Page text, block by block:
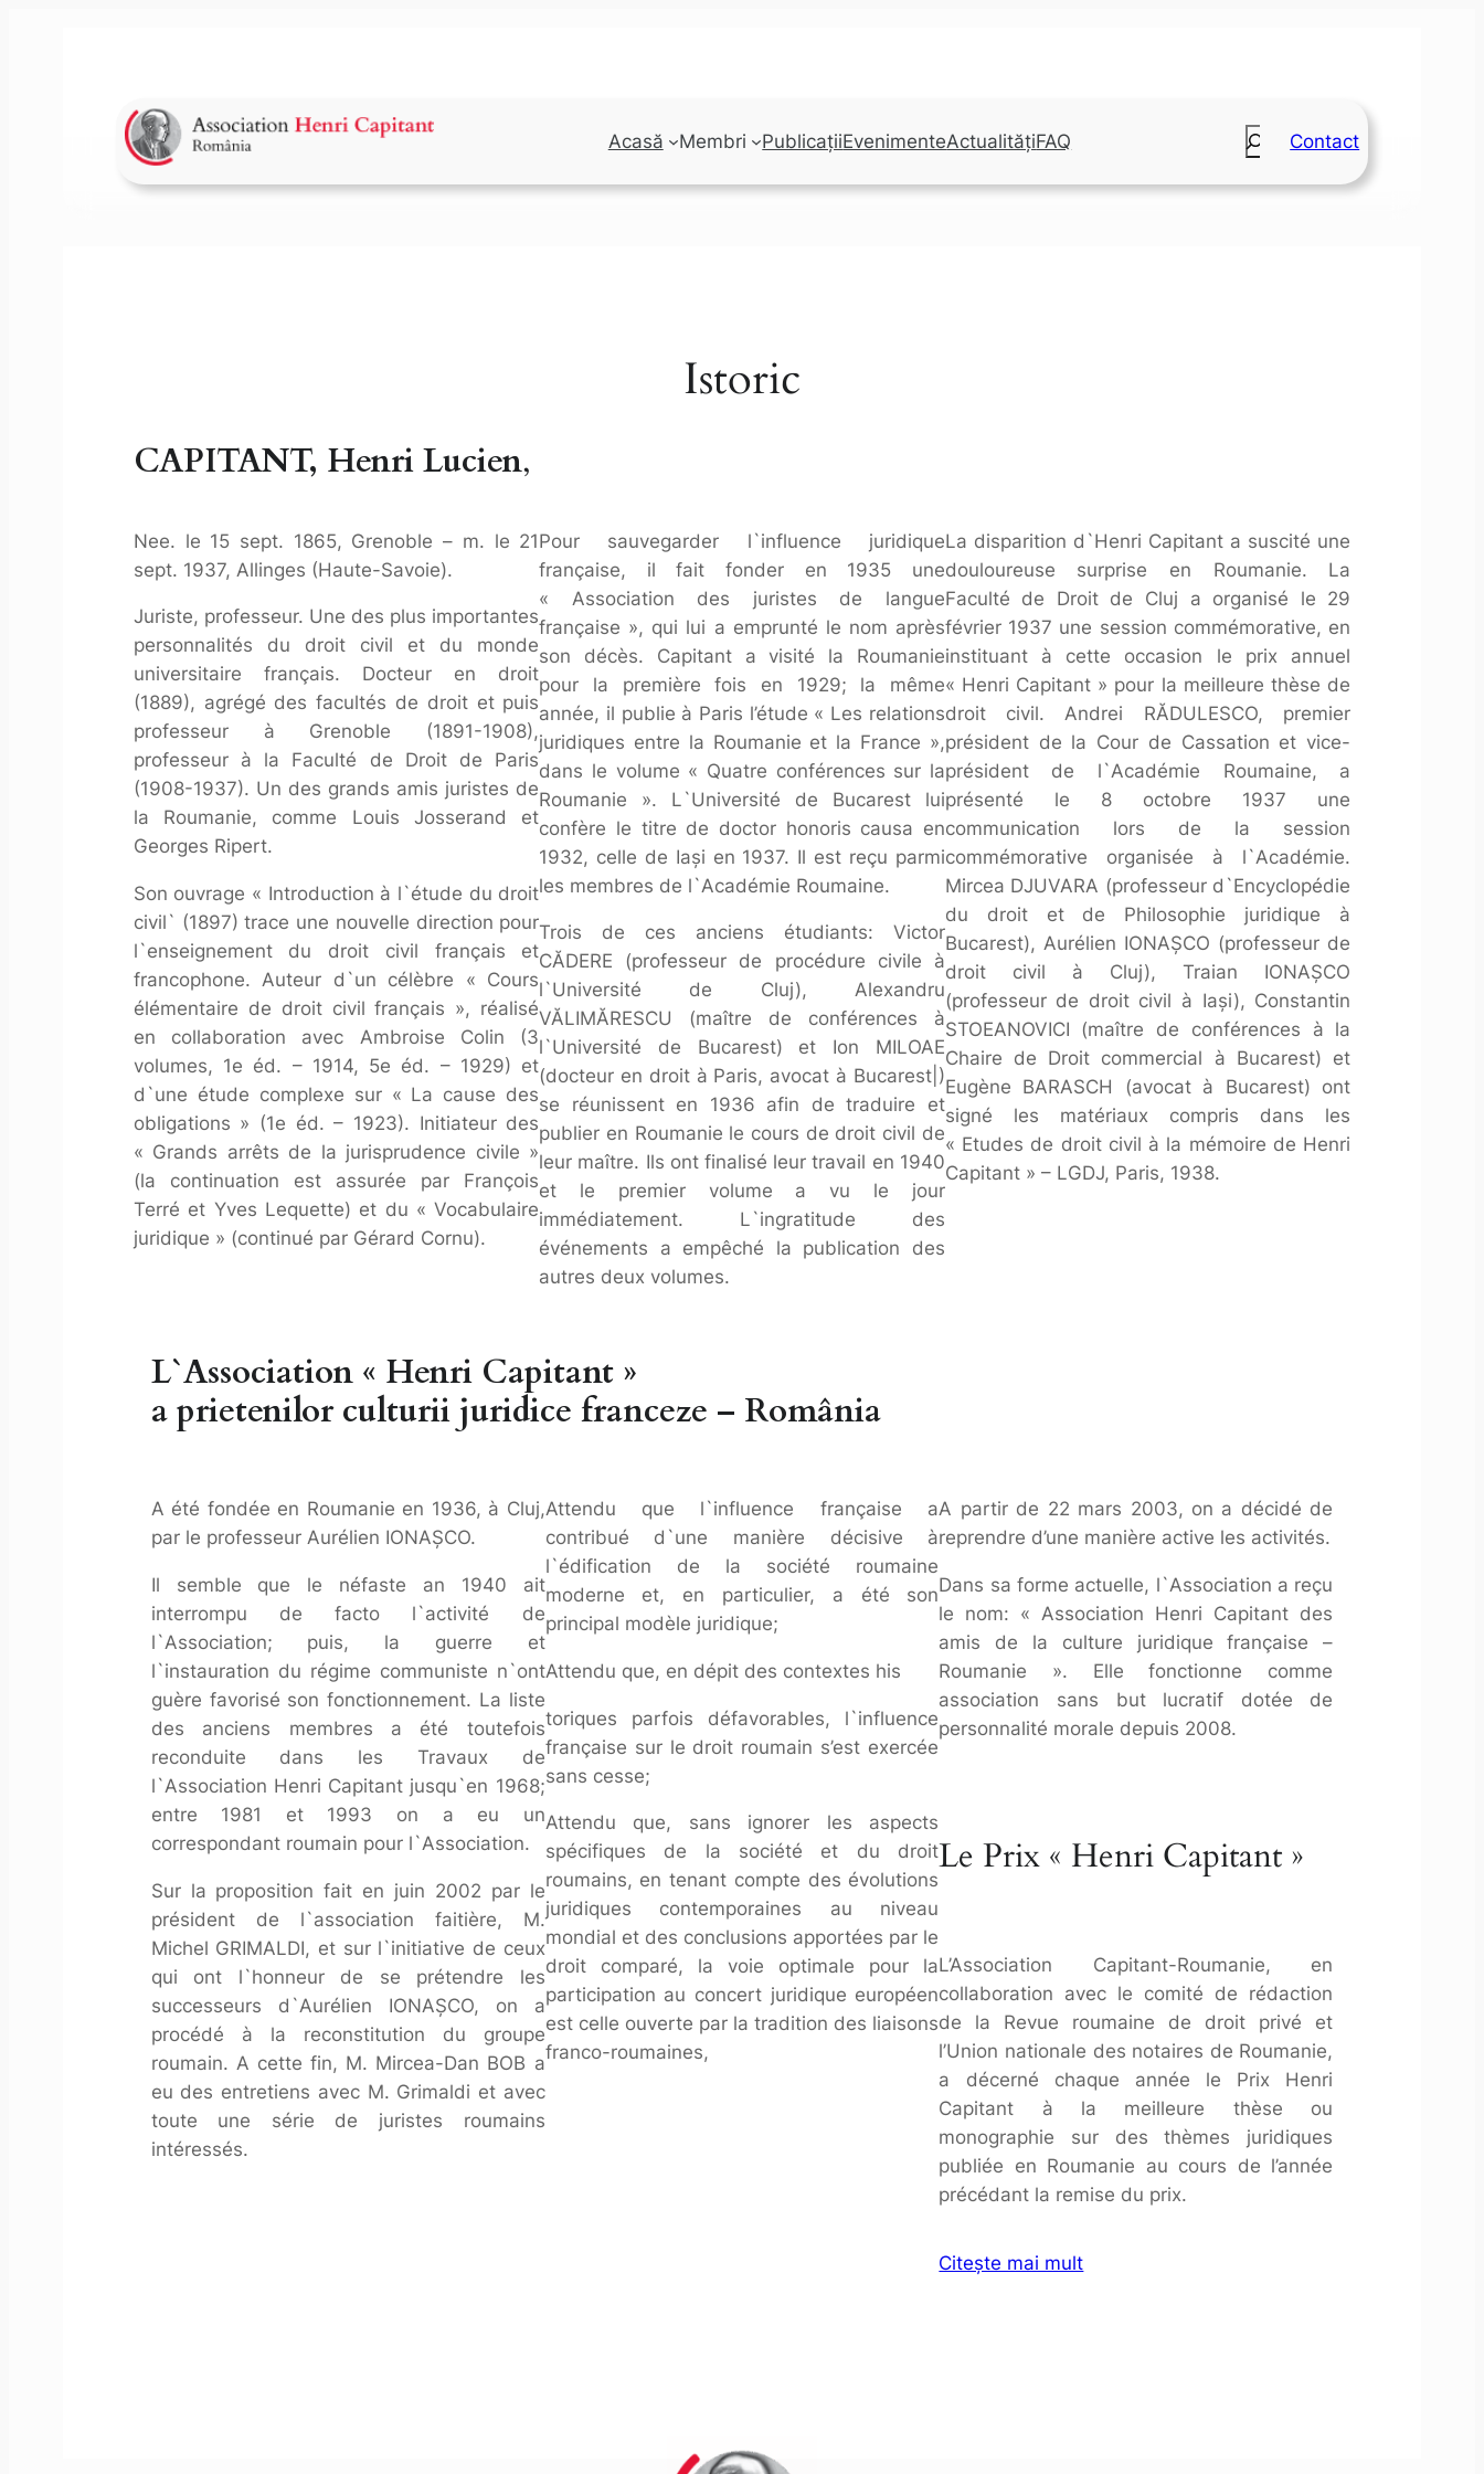
Acasă Membri PublicațiiEvenimenteActualitățiFAQ SearchContact
Istoric
CAPITANT, Henri Lucien,
Nee. le 15 sept. 1865, Grenoble – m. le 21
sept. 1937, Allinges (Haute-Savoie).
Juriste, professeur. Une des plus importantes
personnalités du droit civil et du monde
universitaire français. Docteur en droit
(1889), agrégé des facultés de droit et puis
professeur à Grenoble (1891-1908),
professeur à la Faculté de Droit de Paris
(1908-1937). Un des grands amis juristes de
la Roumanie, comme Louis Josserand et
Georges Ripert.
Son ouvrage « Introduction à l`étude du droit
civil` (1897) trace une nouvelle direction pour
l`enseignement du droit civil français et
francophone. Auteur d`un célèbre « Cours
élémentaire de droit civil français », réalisé
en collaboration avec Ambroise Colin (3
volumes, 1e éd. – 1914, 5e éd. – 1929) et
d`une étude complexe sur « La cause des
obligations » (1e éd. – 1923). Initiateur des
« Grands arrêts de la jurisprudence civile »
(la continuation est assurée par François
Terré et Yves Lequette) et du « Vocabulaire
juridique » (continué par Gérard Cornu).
Pour sauvegarder l`influence juridique
française, il fait fonder en 1935 une
« Association des juristes de langue
française », qui lui a emprunté le nom après
son décès. Capitant a visité la Roumanie
pour la première fois en 1929; la même
année, il publie à Paris l’étude « Les relations
juridiques entre la Roumanie et la France »,
dans le volume « Quatre conférences sur la
Roumanie ». L`Université de Bucarest lui
confère le titre de doctor honoris causa en
1932, celle de Iaşi en 1937. Il est reçu parmi
les membres de l`Académie Roumaine.
Trois de ces anciens étudiants: Victor
CĂDERE (professeur de procédure civile à
l`Université de Cluj), Alexandru
VĂLIMĂRESCU (maître de conférences à
l`Université de Bucarest) et Ion MILOAE
(docteur en droit à Paris, avocat à Bucarest|)
se réunissent en 1936 afin de traduire et
publier en Roumanie le cours de droit civil de
leur maître. Ils ont finalisé leur travail en 1940
et le premier volume a vu le jour
immédiatement. L`ingratitude des
événements a empêché la publication des
autres deux volumes.
La disparition d`Henri Capitant a suscité une
douloureuse surprise en Roumanie. La
Faculté de Droit de Cluj a organisé le 29
février 1937 une session commémorative, en
instituant à cette occasion le prix annuel
« Henri Capitant » pour la meilleure thèse de
droit civil. Andrei RĂDULESCO, premier
président de la Cour de Cassation et vice-
président de l`Académie Roumaine, a
présenté le 8 octobre 1937 une
communication lors de la session
commémorative organisée à l`Académie.
Mircea DJUVARA (professeur d`Encyclopédie
du droit et de Philosophie juridique à
Bucarest), Aurélien IONAŞCO (professeur de
droit civil à Cluj), Traian IONAŞCO
(professeur de droit civil à Iaşi), Constantin
STOEANOVICI (maître de conférences à la
Chaire de Droit commercial à Bucarest) et
Eugène BARASCH (avocat à Bucarest) ont
signé les matériaux compris dans les
« Etudes de droit civil à la mémoire de Henri
Capitant » – LGDJ, Paris, 1938.
L`Association « Henri Capitant »
a prietenilor culturii juridice franceze – România
A été fondée en Roumanie en 1936, à Cluj,
par le professeur Aurélien IONAŞCO.
Il semble que le néfaste an 1940 ait
interrompu de facto l`activité de
l`Association; puis, la guerre et
l`instauration du régime communiste n`ont
guère favorisé son fonctionnement. La liste
des anciens membres a été toutefois
reconduite dans les Travaux de
l`Association Henri Capitant jusqu`en 1968;
entre 1981 et 1993 on a eu un
correspondant roumain pour l`Association.
Sur la proposition fait en juin 2002 par le
président de l`association faitière, M.
Michel GRIMALDI, et sur l`initiative de ceux
qui ont l`honneur de se prétendre les
successeurs d`Aurélien IONAŞCO, on a
procédé à la reconstitution du groupe
roumain. A cette fin, M. Mircea-Dan BOB a
eu des entretiens avec M. Grimaldi et avec
toute une série de juristes roumains
intéressés.
Attendu que l`influence française a
contribué d`une manière décisive à
l`édification de la société roumaine
moderne et, en particulier, a été son
principal modèle juridique;
Attendu que, en dépit des contextes his
toriques parfois défavorables, l`influence
française sur le droit roumain s’est exercée
sans cesse;
Attendu que, sans ignorer les aspects
spécifiques de la société et du droit
roumains, en tenant compte des évolutions
juridiques contemporaines au niveau
mondial et des conclusions apportées par le
droit comparé, la voie optimale pour la
participation au concert juridique européen
est celle ouverte par la tradition des liaisons
franco-roumaines,
A partir de 22 mars 2003, on a décidé de
reprendre d’une manière active les activités.
Dans sa forme actuelle, l`Association a reçu
le nom: « Association Henri Capitant des
amis de la culture juridique française –
Roumanie ». Elle fonctionne comme
association sans but lucratif dotée de
personnalité morale depuis 2008.
Le Prix « Henri Capitant »
L’Association Capitant-Roumanie, en
collaboration avec le comité de rédaction
de la Revue roumaine de droit privé et
l’Union nationale des notaires de Roumanie,
a décerné chaque année le Prix Henri
Capitant à la meilleure thèse ou
monographie sur des thèmes juridiques
publiée en Roumanie au cours de l’année
précédant la remise du prix.
Citește mai mult